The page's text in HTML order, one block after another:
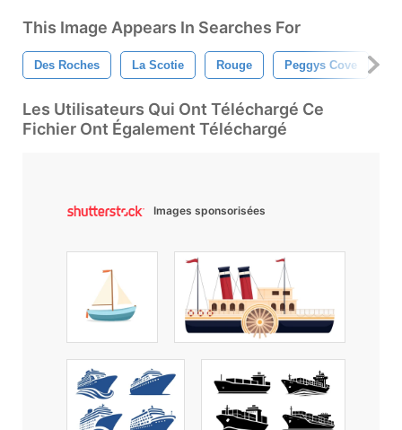
This Image Appears In Searches For
Des Roches La Scotie Rouge Peggys Cove
Les Utilisateurs Qui Ont Téléchargé Ce
Fichier Ont Également Téléchargé
Images sponsorisées